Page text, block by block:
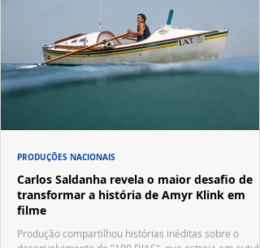
Carlos Saldanha revela o maior desafio de
transformar a história de Amyr Klink em
filme
Produção compartilhou histórias inéditas sobre o
PRODUÇÕES NACIONAIS